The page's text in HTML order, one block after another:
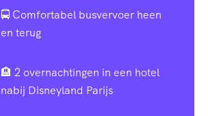
🚍 Comfortabel busvervoer heen
en terug
🏨 2 overnachtingen in een hotel
nabij Disneyland Parijs